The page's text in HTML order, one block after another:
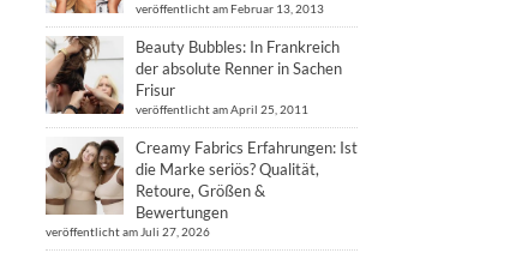
veröffentlicht am Februar 13, 2013
Beauty Bubbles: In Frankreich
der absolute Renner in Sachen
Frisur
veröffentlicht am April 25, 2011
Creamy Fabrics Erfahrungen: Ist
die Marke seriös? Qualität,
Retoure, Größen &
Bewertungen
veröffentlicht am Juli 27, 2026